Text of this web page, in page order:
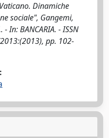
Dinamiche
sociale", Gangemi,
In: BANCARIA. - ISSN
pp. 102-